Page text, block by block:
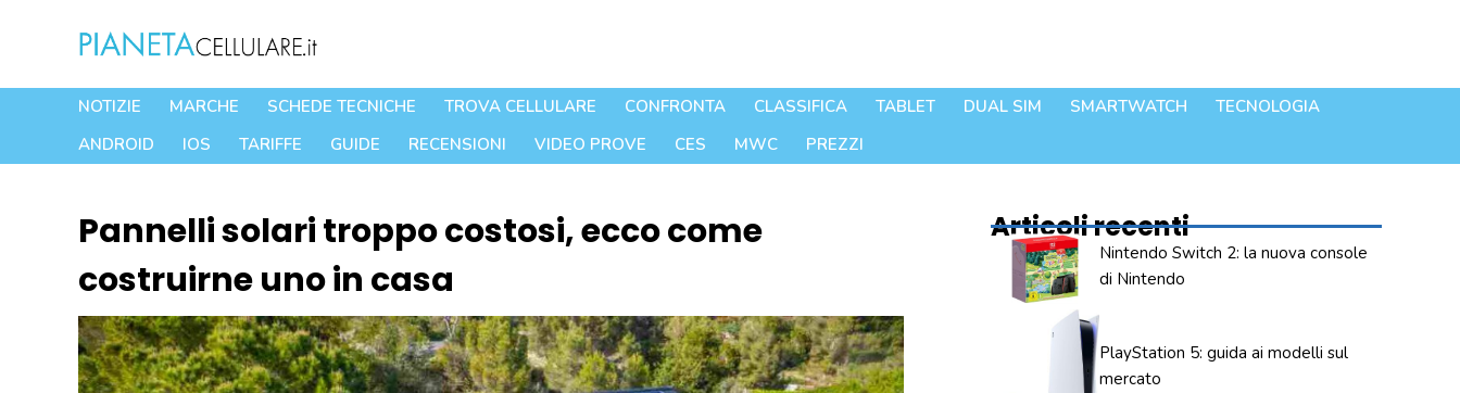
contenuto
NOTIZIE MARCHE SCHEDE TECNICHE TROVA CELLULARE CONFRONTA CLASSIFICA TABLET DUAL SIM SMARTWATCH
TECNOLOGIA
ANDROID
IOS TARIFFE GUIDE RECENSIONI VIDEO PROVE CES MWC PREZZI
Pannelli solari troppo costosi, ecco come
costruirne uno in casa
Articoli recenti
Nintendo Switch 2: la nuova console
di Nintendo
PlayStation 5: guida ai modelli sul
mercato